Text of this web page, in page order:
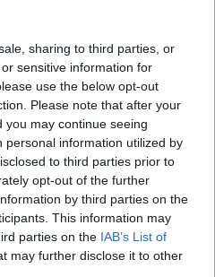
sharing to third parties, or
sensitive information for
use the below opt-out
Please note that after your
may continue seeing
personal information utilized by
to third parties prior to
opt-out of the further
by third parties on the
This information may
parties on the IAB’s List of
may further disclose it to other
από την Ελλάδα
Πτωχός, ανέφερε: «Το
κάτι πολύ περισσότερο
μηχανοκίνητου
ευκαιρία να
σε εκατομμύρια
Είμαστε ιδιαίτερα
η Αργολίδα και η